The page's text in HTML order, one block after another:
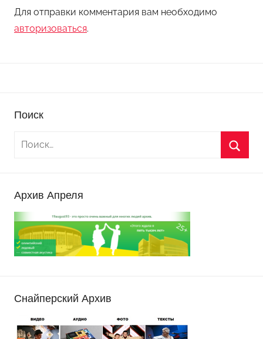
Для отправки комментария вам необходимо
авторизоваться.
Поиск
Архив Апреля
Снайперский Архив